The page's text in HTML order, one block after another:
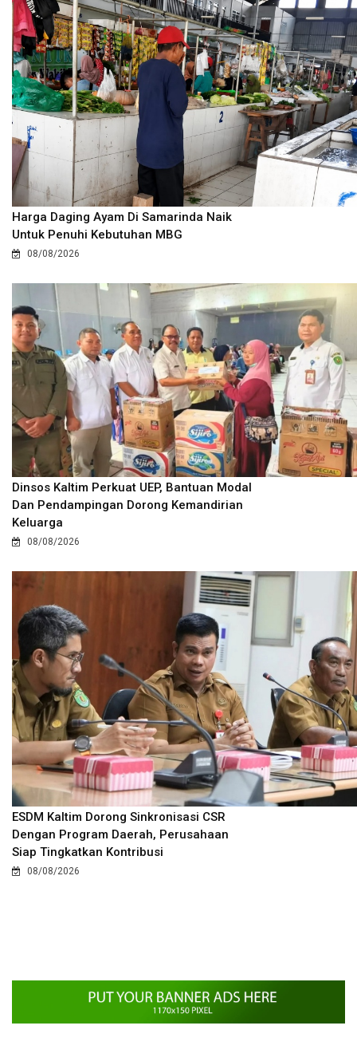
Harga Daging Ayam Di Samarinda Naik
Untuk Penuhi Kebutuhan MBG
08/08/2026
Dinsos Kaltim Perkuat UEP, Bantuan Modal
Dan Pendampingan Dorong Kemandirian
Keluarga
08/08/2026
ESDM Kaltim Dorong Sinkronisasi CSR
Dengan Program Daerah, Perusahaan
Siap Tingkatkan Kontribusi
08/08/2026